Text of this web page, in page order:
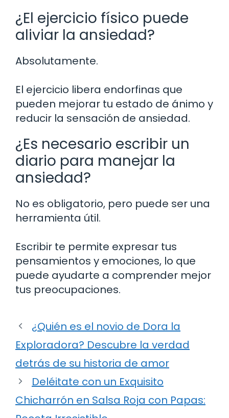
¿El ejercicio físico puede
aliviar la ansiedad?
Absolutamente.
El ejercicio libera endorfinas que
pueden mejorar tu estado de ánimo y
reducir la sensación de ansiedad.
¿Es necesario escribir un
diario para manejar la
ansiedad?
No es obligatorio, pero puede ser una
herramienta útil.
Escribir te permite expresar tus
pensamientos y emociones, lo que
puede ayudarte a comprender mejor
tus preocupaciones.
¿Quién es el novio de Dora la
Exploradora? Descubre la verdad
detrás de su historia de amor
Deléitate con un Exquisito
Chicharrón en Salsa Roja con Papas: